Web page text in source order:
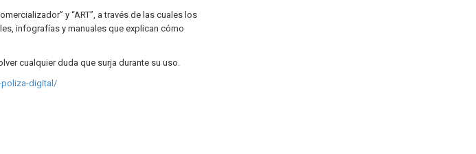
y “ART”, a través de las cuales los
infografías y manuales que explican cómo
cualquier duda que surja durante su uso.
poliza-digital/